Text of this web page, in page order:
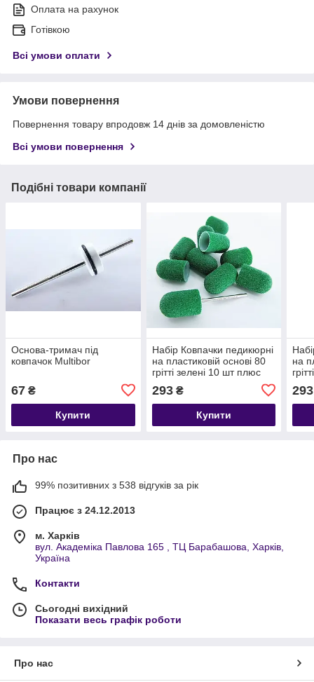
Оплата на рахунок
Готівкою
Всі умови оплати
Умови повернення
Повернення товару впродовж 14 днів за домовленістю
Всі умови повернення
Подібні товари компанії
Основа-тримач під
ковпачок Multibor
67 ₴
Купити
Набір Ковпачки педикюрні
на пластиковій основі 80
грітті зелені 10 шт плюс
293₴
Купити
на
293
Про нас
99% позитивних з 538 відгуків за рік
Працює з 24.12.2013
м. Харків
вул. Академіка Павлова 165 , ТЦ Барабашова, Харків,
Україна
Контакти
Сьогодні вихідний
Показати весь графік роботи
Про нас